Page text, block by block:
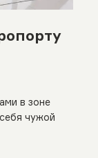
в зоне
чужой